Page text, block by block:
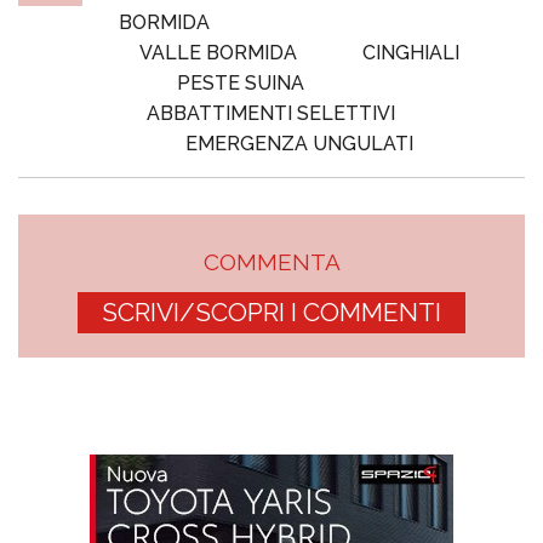
BORMIDA
VALLE BORMIDA
CINGHIALI
PESTE SUINA
ABBATTIMENTI SELETTIVI
EMERGENZA UNGULATI
COMMENTA
SCRIVI/SCOPRI I COMMENTI